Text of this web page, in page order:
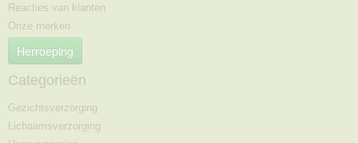
Reacties van klanten
Onze merken
Herroeping
Categorieën
Gezichtsverzorging
Lichaamsverzorging